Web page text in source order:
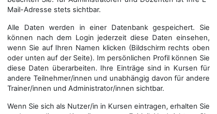
Mail-Adresse stets sichtbar.
Alle Daten werden in einer Datenbank gespeichert. Sie
können nach dem Login jederzeit diese Daten einsehen,
wenn Sie auf Ihren Namen klicken (Bildschirm rechts oben
oder unten auf der Seite). Im persönlichen Profil können Sie
diese Daten überarbeiten. Ihre Einträge sind in Kursen für
andere Teilnehmer/innen und unabhängig davon für andere
Trainer/innen und Administrator/innen sichtbar.
Wenn Sie sich als Nutzer/in in Kursen eintragen, erhalten Sie